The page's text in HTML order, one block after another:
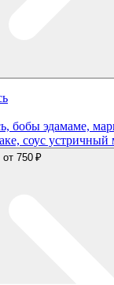
бобы эдамаме,
соус устричный
от 750 ₽